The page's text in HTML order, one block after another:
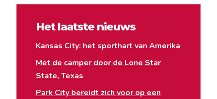
Het laatste nieuws
Kansas City: het sporthart van Amerika
Met de camper door de Lone Star
State, Texas
Park City bereidt zich voor op een